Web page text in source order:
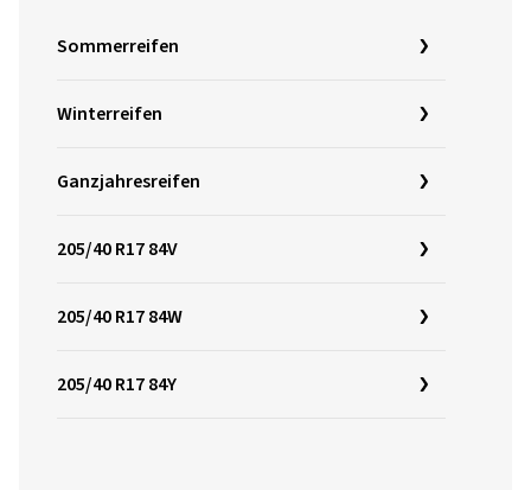
Sommerreifen
Winterreifen
Ganzjahresreifen
205/40 R17 84V
205/40 R17 84W
205/40 R17 84Y